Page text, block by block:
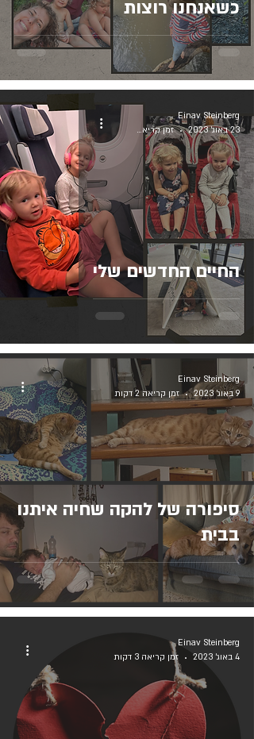
כשאנחנו רוצות
החיים החדשים שלי
Einav Steinberg
23 באוג׳ 2023
זמן קריאה 2 דקות
סיפורה של להקה שחיה איתנו
בבית
Einav Steinberg
9 באוג׳ 2023
זמן קריאה 2 דקות
Einav Steinberg
4 באוג׳ 2023
זמן קריאה 3 דקות